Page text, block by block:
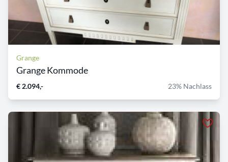
Grange
Grange Kommode
€ 2.094,- 23% Nachlass